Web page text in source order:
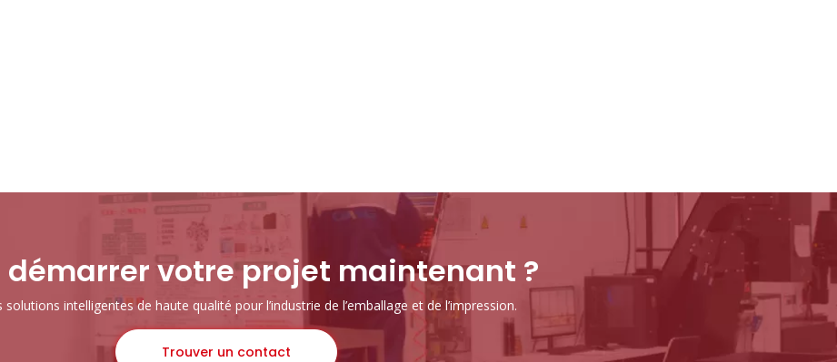
démarrer votre projet maintenant ?
solutions intelligentes de haute qualité pour l’industrie de l’emballage et de l’impression.
Trouver un contact